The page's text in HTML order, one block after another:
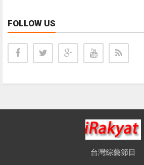
FOLLOW US
台灣綜藝節目